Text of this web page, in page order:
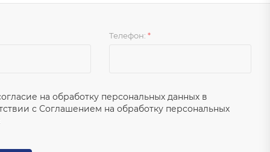
Телефон: *
на обработку персональных данных в
с Соглашением на обработку персональных